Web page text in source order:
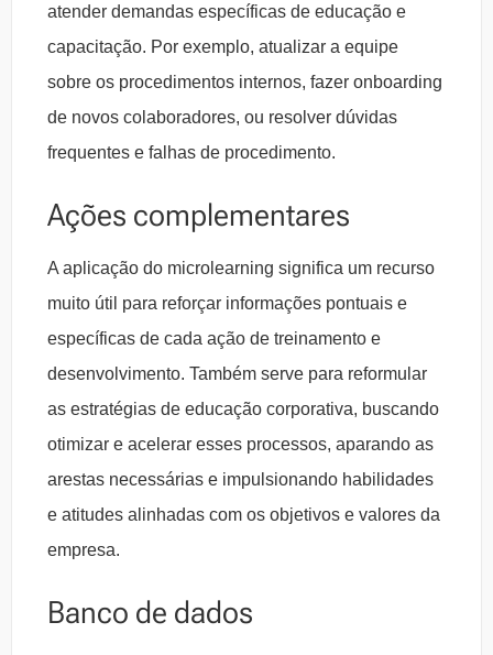
atender demandas específicas de educação e
capacitação. Por exemplo, atualizar a equipe
sobre os procedimentos internos, fazer onboarding
de novos colaboradores, ou resolver dúvidas
frequentes e falhas de procedimento.
Ações complementares
A aplicação do microlearning significa um recurso
muito útil para reforçar informações pontuais e
específicas de cada ação de treinamento e
desenvolvimento. Também serve para reformular
as estratégias de educação corporativa, buscando
otimizar e acelerar esses processos, aparando as
arestas necessárias e impulsionando habilidades
e atitudes alinhadas com os objetivos e valores da
empresa.
Banco de dados